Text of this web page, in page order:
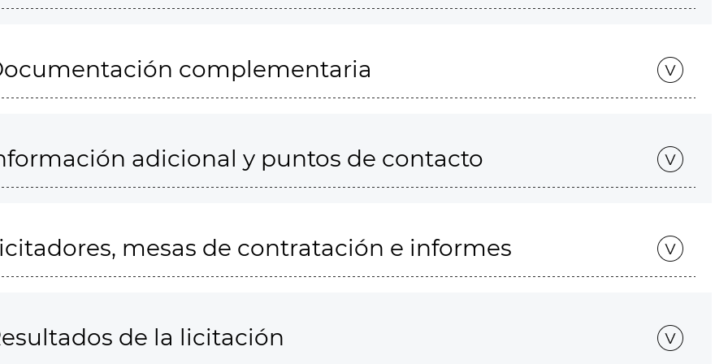
complementaria
adicional y puntos de contacto
mesas de contratación e informes
de la licitación